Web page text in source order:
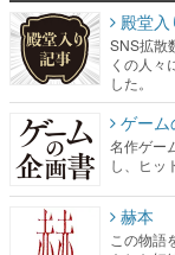
殿堂
SNS拡散
くの人々
した。
ゲー
名作ゲー
し、ヒッ
赫本
この物語